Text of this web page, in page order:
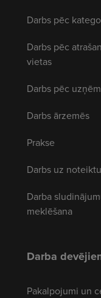
Darbs pēc
Darbs pēc
vietas
Darbs pēc
Darbs ārzemēs
Prakse
Darbs uz
Darba
meklēšana
Darba
Pakalpojumi un